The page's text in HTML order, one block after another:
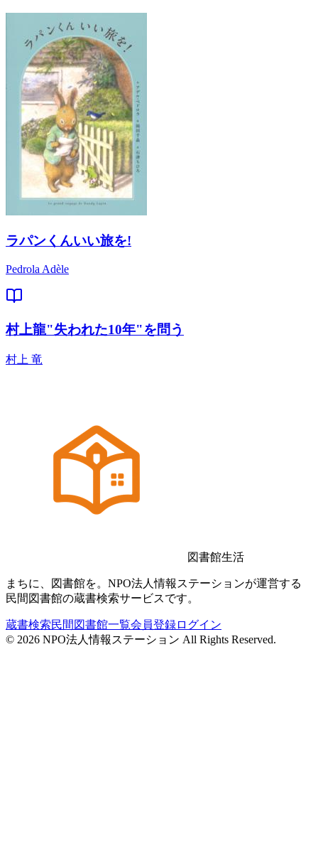
ラパンくんいい旅を!
Pedrola Adèle
村上龍"失われた10年"を問う
村上 竜
図書館生活
まちに、図書館を。NPO法人情報ステーションが運営する
民間図書館の蔵書検索サービスです。
蔵書検索民間図書館一覧会員登録ログイン
© 2026 NPO法人情報ステーション All Rights Reserved.